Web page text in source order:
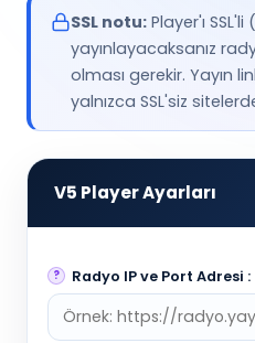
SSL notu: Player'ı
yayınlayacaksanız
olması gerekir. Yayın
yalnızca SSL'siz
V5 Player Ayarları
Radyo IP ve Port Adresi :